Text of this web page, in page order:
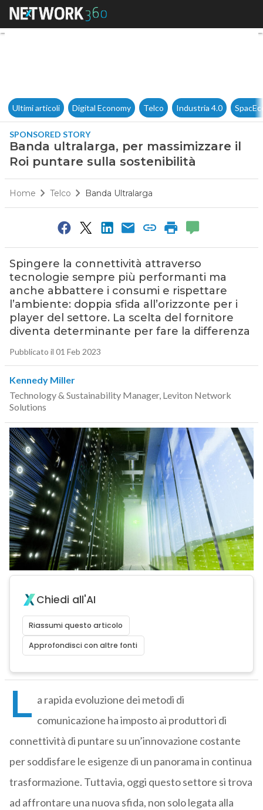
Banda ultralarga, per
Ultimi articoli Digital Economy Telco Industria 4.0
SPONSORED STORY
Banda ultralarga, per massimizzare il
Roi puntare sulla sostenibilità
Home Telco Banda Ultralarga
Spingere la connettività attraverso
tecnologie sempre più performanti ma
anche abbattere i consumi e rispettare
l’ambiente: doppia sfida all’orizzonte per i
player del settore. La scelta del fornitore
diventa determinante per fare la differenza
Pubblicato il 01 Feb 2023
Kennedy Miller
Technology & Sustainability Manager, Leviton Network
Solutions
Chiedi all'AI
Riassumi questo articolo
Approfondisci con altre fonti
L a rapida evoluzione dei metodi di
comunicazione ha imposto ai produttori di
connettività di puntare su un’innovazione costante
per soddisfare le esigenze di un panorama in continua
trasformazione. Tuttavia, oggi questo settore si trova
ad affrontare una nuova sfida, non solo legata alla